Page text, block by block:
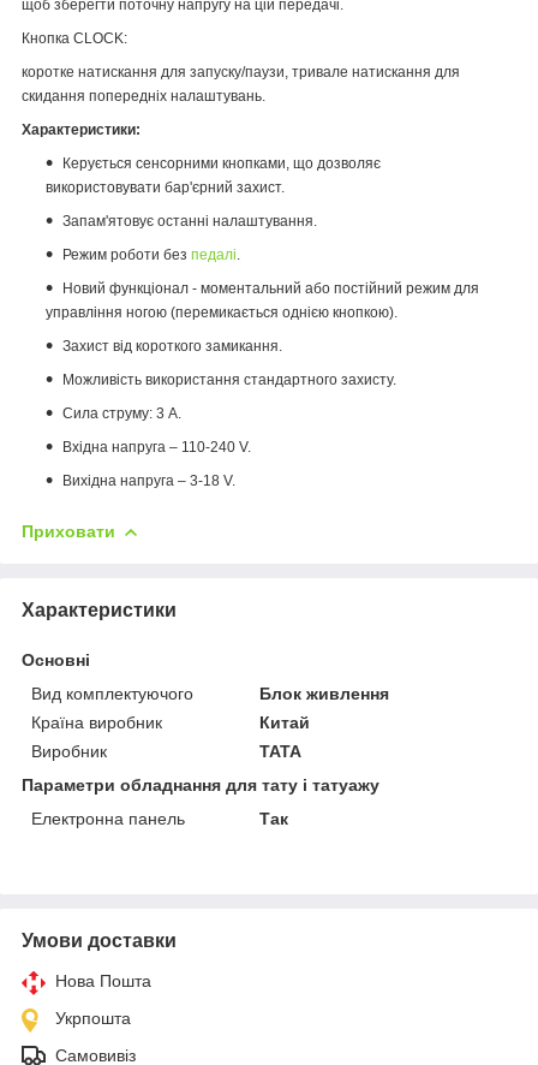
щоб зберегти поточну напругу на цій передачі.
Кнопка CLOCK:
коротке натискання для запуску/паузи, тривале натискання для
скидання попередніх налаштувань.
Характеристики:
Керується сенсорними кнопками, що дозволяє
використовувати бар'єрний захист.
Запам'ятовує останні налаштування.
Режим роботи без педалі
Новий функціонал - моментальний або постійний режим для
управління ногою (перемикається однією кнопкою).
Захист від короткого замикання.
Можливість використання стандартного захисту.
Сила струму: 3 А.
Вхідна напруга – 110-240 V.
Вихідна напруга – 3-18 V.
Приховати
Характеристики
Основні
Вид комплектуючого
Блок живлення
Країна виробник
Китай
Виробник
TATA
Параметри обладнання для тату і татуажу
Електронна панель
Так
Умови доставки
Нова Пошта
Укрпошта
Самовивіз